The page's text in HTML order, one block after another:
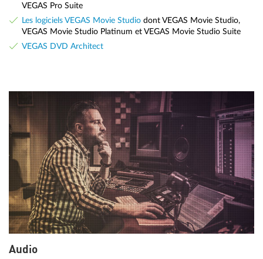
VEGAS Pro Suite
Les logiciels VEGAS Movie Studiodont VEGAS Movie Studio,
VEGAS Movie Studio Platinum et VEGAS Movie Studio Suite
VEGAS DVD Architect
Audio